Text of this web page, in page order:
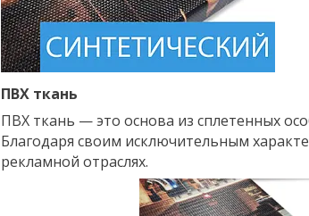
ПВХ ткань
ПВХ ткань — это основа из сплетенных
Благодаря своим исключительным
рекламной отраслях.